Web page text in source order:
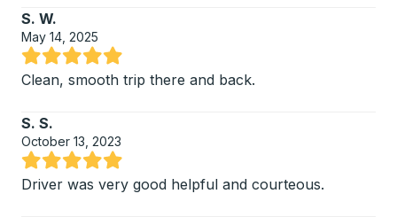
S. W.
May 14, 2025
Noté 5 sur 5 étoiles
Clean, smooth trip there and back.
S. S.
October 13, 2023
Noté 5 sur 5 étoiles
Driver was very good helpful and courteous.